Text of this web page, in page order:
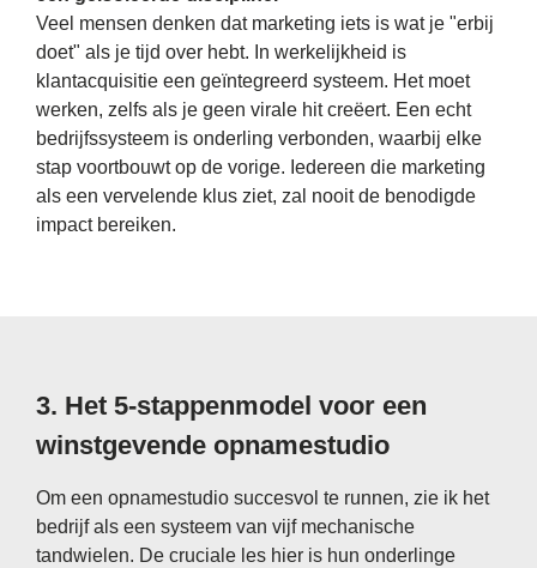
Veel mensen denken dat marketing iets is wat je "erbij
doet" als je tijd over hebt. In werkelijkheid is
klantacquisitie een geïntegreerd systeem. Het moet
werken, zelfs als je geen virale hit creëert. Een echt
bedrijfssysteem is onderling verbonden, waarbij elke
stap voortbouwt op de vorige. Iedereen die marketing
als een vervelende klus ziet, zal nooit de benodigde
impact bereiken.
3. Het 5-stappenmodel voor een
winstgevende opnamestudio
Om een ​​opnamestudio succesvol te runnen, zie ik het
bedrijf als een systeem van vijf mechanische
tandwielen. De cruciale les hier is hun onderlinge